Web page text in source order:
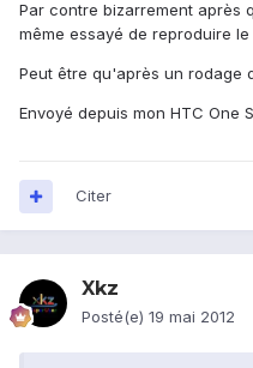
Par contre bizarrement après
même essayé de reproduire
Peut être qu'après un rodage
Envoyé depuis mon HTC One
Citer
Xkz
Posté(e) 19 mai 2012